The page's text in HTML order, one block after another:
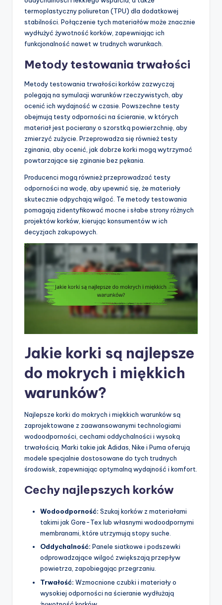
termoplastyczny poliuretan (TPU) dla dodatkowej
stabilności. Połączenie tych materiałów może znacznie
wydłużyć żywotność korków, zapewniając ich
funkcjonalność nawet w trudnych warunkach.
Metody testowania trwałości
Metody testowania trwałości korków zazwyczaj
polegają na symulacji warunków rzeczywistych, aby
ocenić ich wydajność w czasie. Powszechne testy
obejmują testy odporności na ścieranie, w których
materiał jest pocierany o szorstką powierzchnię, aby
zmierzyć zużycie. Przeprowadza się również testy
zginania, aby ocenić, jak dobrze korki mogą wytrzymać
powtarzające się zginanie bez pękania.
Producenci mogą również przeprowadzać testy
odporności na wodę, aby upewnić się, że materiały
skutecznie odpychają wilgoć. Te metody testowania
pomagają zidentyfikować mocne i słabe strony różnych
projektów korków, kierując konsumentów w ich
decyzjach zakupowych.
Jakie korki są najlepsze
do mokrych i miękkich
warunków?
Najlepsze korki do mokrych i miękkich warunków są
zaprojektowane z zaawansowanymi technologiami
wodoodporności, cechami oddychalności i wysoką
trwałością. Marki takie jak Adidas, Nike i Puma oferują
modele specjalnie dostosowane do tych trudnych
środowisk, zapewniając optymalną wydajność i komfort.
Cechy najlepszych korków
Wodoodporność: Szukaj korków z materiałami
takimi jak Gore-Tex lub własnymi wodoodpornymi
membranami, które utrzymują stopy suche.
Oddychalność: Panele siatkowe i podszewki
odprowadzające wilgoć zwiększają przepływ
powietrza, zapobiegając przegrzaniu.
Trwałość: Wzmocnione czubki i materiały o
wysokiej odporności na ścieranie wydłużają